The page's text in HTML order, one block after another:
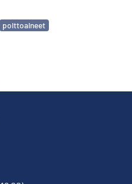
polttoaineet